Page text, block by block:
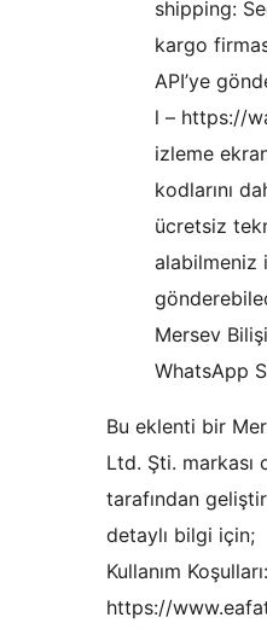
shipping:
kargo
API’ye
l – https://
izleme
kodlarını
ücretsiz
alabilmeniz
Mersev
WhatsApp
Bu eklenti bir
Ltd. Şti. markası
tarafından
detaylı bilgi için;
Kullanım Koşulları:
https://